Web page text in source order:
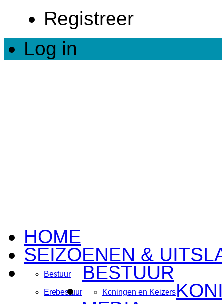
Registreer
Log in
HOME
SEIZOENEN &
BESTUUR
Bestuur
Erebestuur Koningen en Keizers